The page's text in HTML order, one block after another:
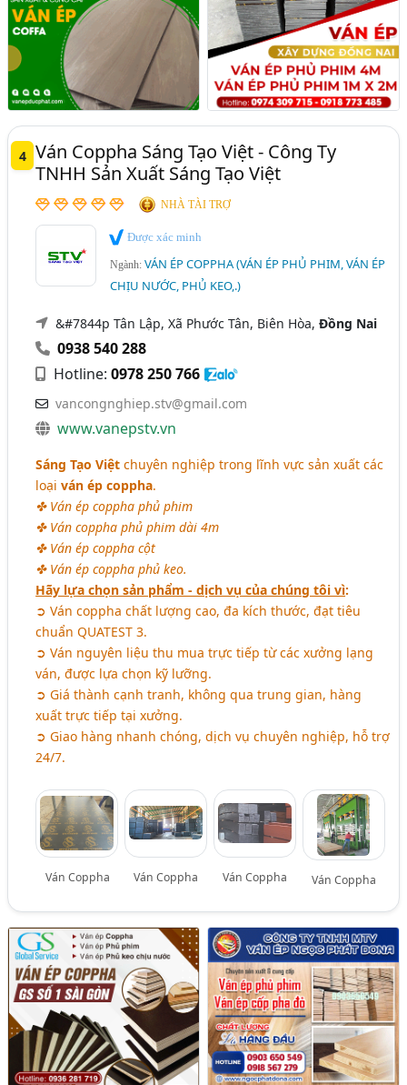
4 Ván Coppha Sáng Tạo Việt - Công Ty
TNHH Sản Xuất Sáng Tạo Việt
NHÀ TÀI TRỢ
Được xác minh
Ngành:VÁN ÉP COPPHA (VÁN ÉP PHỦ PHIM, VÁN ÉP
CHỊU NƯỚC, PHỦ KEO,.)
&#7844p Tân Lập, Xã Phước Tân, Biên Hòa,Đồng Nai
0938 540 288
Hotline:0978 250 766
vancongnghiep.stv@gmail.com
www.vanepstv.vn
Sáng Tạo Việt chuyên nghiệp trong lĩnh vực sản xuất các
loạiván ép coppha.
✤ Ván ép coppha phủ phim
✤ Ván coppha phủ phim dài 4m
✤ Ván ép coppha cột
✤ Ván ép coppha phủ keo.
Hãy lựa chọn sản phẩm - dịch vụ của chúng tôi vì:
➲ Ván coppha chất lượng cao, đa kích thước, đạt tiêu
chuẩn QUATEST 3.
➲ Ván nguyên liệu thu mua trực tiếp từ các xưởng lạng
ván, được lựa chọn kỹ lưỡng.
➲ Giá thành cạnh tranh, không qua trung gian, hàng
xuất trực tiếp tại xưởng.
➲ Giao hàng nhanh chóng, dịch vụ chuyên nghiệp, hỗ trợ
24/7.
Ván Coppha Ván Coppha Ván Coppha Ván Coppha